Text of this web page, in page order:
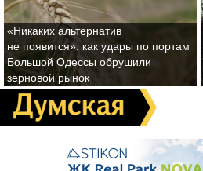
«Никаких альтернатив
не появится»: как удары по портам
Большой Одессы обрушили
зерновой рынок